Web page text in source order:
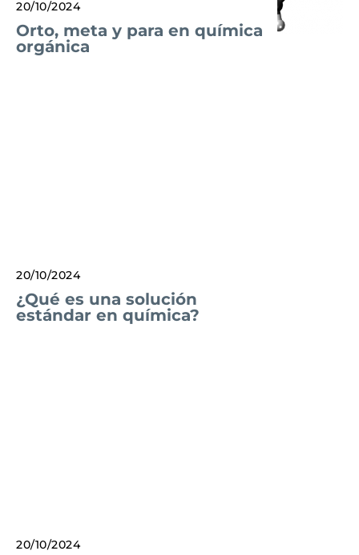
20/10/2024
Orto, meta y para en química
orgánica
20/10/2024
¿Qué es una solución
estándar en química?
20/10/2024